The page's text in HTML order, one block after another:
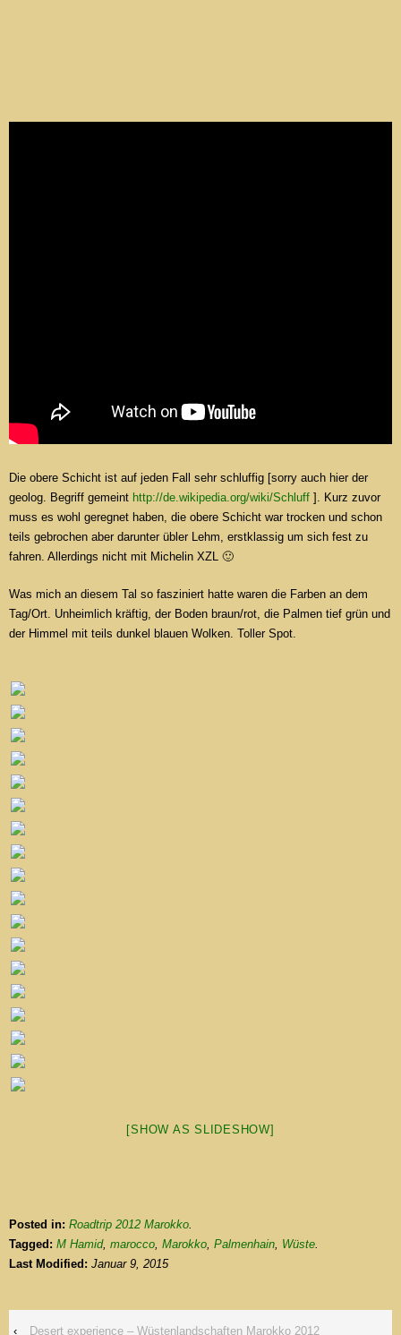
Die obere Schicht ist auf jeden Fall sehr schluffig [sorry auch hier der
geolog. Begriff gemeint http://de.wikipedia.org/wiki/Schluff ]. Kurz zuvor
muss es wohl geregnet haben, die obere Schicht war trocken und schon
teils gebrochen aber darunter übler Lehm, erstklassig um sich fest zu
fahren. Allerdings nicht mit Michelin XZL 🙂
Was mich an diesem Tal so fasziniert hatte waren die Farben an dem
Tag/Ort. Unheimlich kräftig, der Boden braun/rot, die Palmen tief grün und
der Himmel mit teils dunkel blauen Wolken. Toller Spot.
[SHOW AS SLIDESHOW]
Posted in: Roadtrip 2012 Marokko.
Tagged: M Hamid, marocco, Marokko, Palmenhain, Wüste.
Last Modified: Januar 9, 2015
‹ Desert experience – Wüstenlandschaften Marokko 2012